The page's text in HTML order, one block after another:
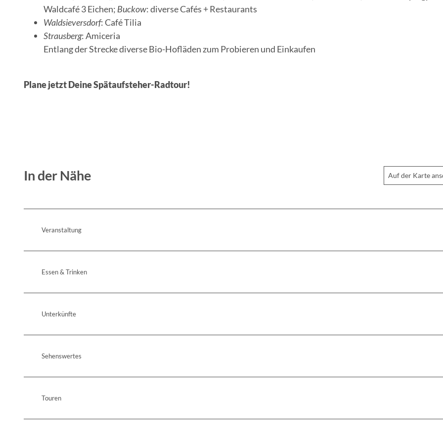
Waldcafé 3 Eichen; Buckow: diverse Cafés + Restaurants
Waldsieversdorf: Café Tilia
Strausberg: Amiceria
Entlang der Strecke diverse Bio-Hofläden zum Probieren und Einkaufen
Plane jetzt Deine Spätaufsteher-Radtour!
In der Nähe Auf der Karte
Veranstaltung
Essen & Trinken
Unterkünfte
Sehenswertes
Touren